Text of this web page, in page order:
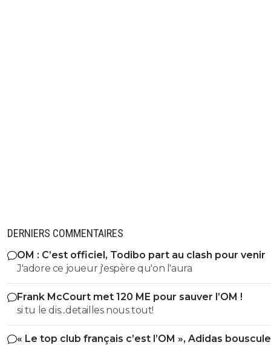
DERNIERS COMMENTAIRES
OM : C’est officiel, Todibo part au clash pour venir
J'adore ce joueur j'espère qu'on l'aura
Frank McCourt met 120 ME pour sauver l’OM !
si tu le dis...detailles nous tout!
« Le top club français c’est l’OM », Adidas